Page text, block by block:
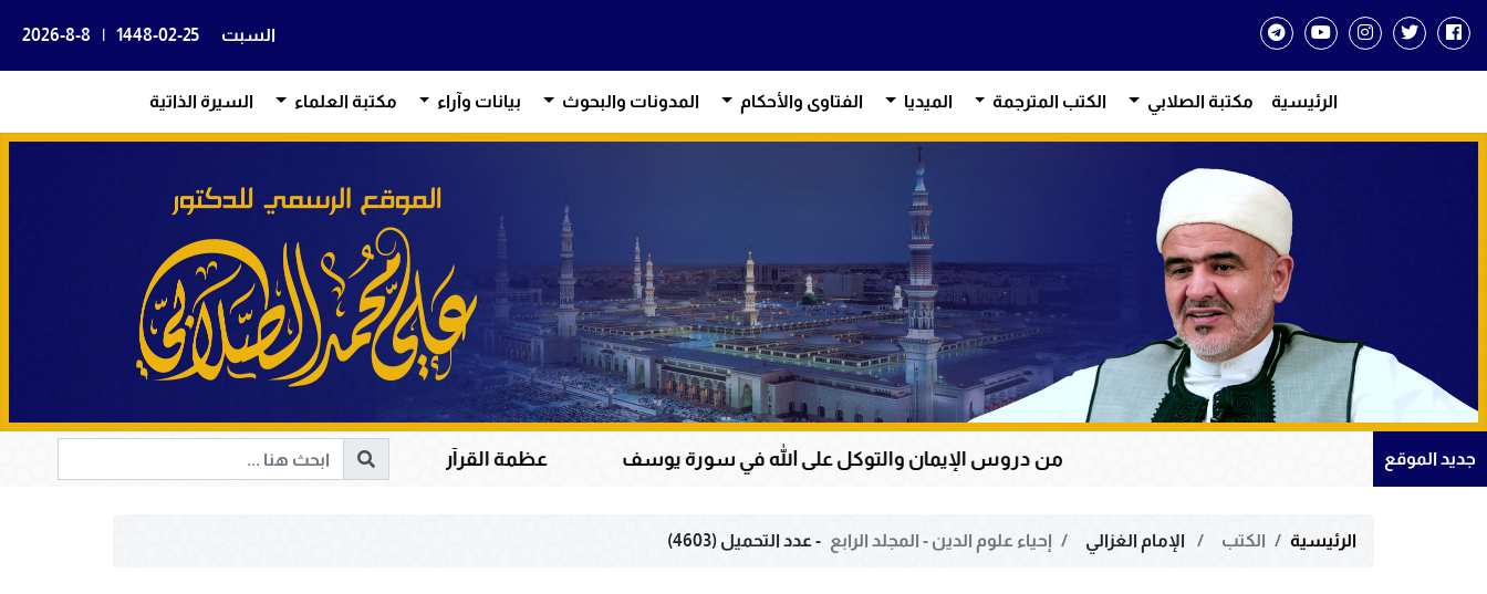
السبت 1448-02-25
|
2026-8-8
الرئيسية مكتبة الصلابي الكتب المترجمة الميديا الفتاوى والأحكام المدونات والبحوث بيانات وآراء مكتبة العلماء السيرة الذاتية
جديد الموقع من دروس الإيمان والتوكل على الله في سورة يوسف عظمة القرآن الكريم في هداية القلوب وإصلاح المجتمعات وقيادة الإنسانية إلى
الرئيسية الكتب الإمام الغزالي إحياء علوم الدين - المجلد الرابع - عدد التحميل (4603)